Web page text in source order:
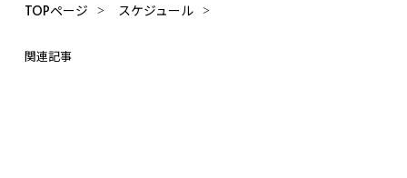
TOPページ スケジュール
関連記事